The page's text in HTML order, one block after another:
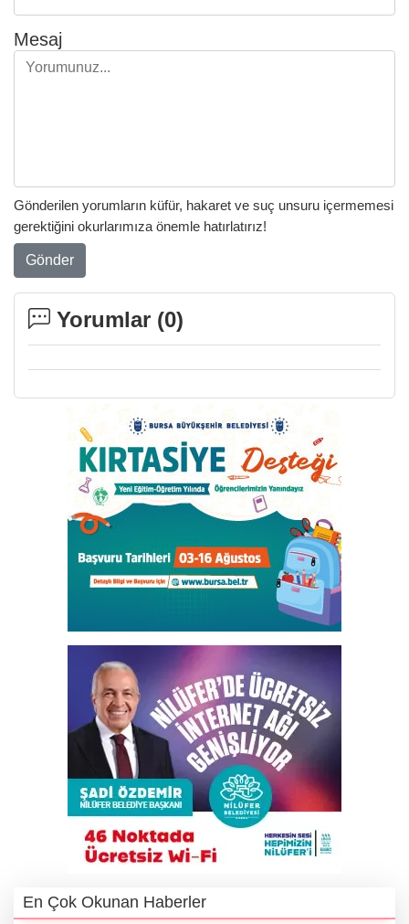
Mesaj
Gönderilen yorumların küfür, hakaret ve suç unsuru içermemesi
gerektiğini okurlarımıza önemle hatırlatırız!
Gönder
Yorumlar (0)
En Çok Okunan Haberler